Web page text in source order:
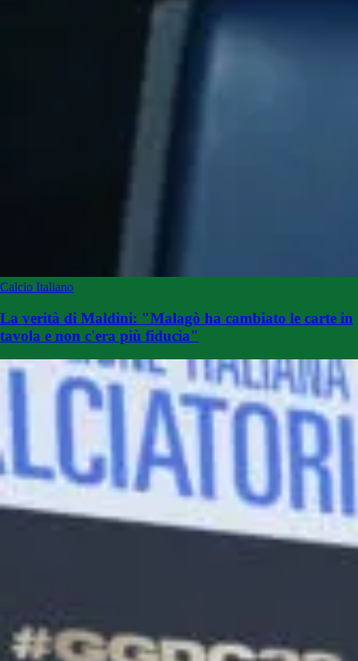
Calcio Italiano
La verità di Maldini: "Malagò ha cambiato le carte in
tavola e non c'era più fiducia"